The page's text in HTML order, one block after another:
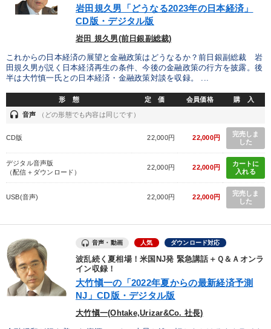
岩田規久男「どうなる2023年の日本経済」
CD版・デジタル版
岩田 規久男(前日銀副総裁)
これからの日本経済の展望と金融政策はどうなるか？前日銀副総裁 岩
田規久男が説く日本経済再生の条件、今後の金融政策の行方を披露。後
半は大竹慎一氏との日本経済・金融政策対談を収録。 ...
形 態 定 価 会員価格 購 入
headset 音声 （どの形態でも内容は同じです）
CD版 22,000円 22,000円
完売しま
した
デジタル音声版
（配信＋ダウンロード）
22,000円 22,000円
カートに
入れる
USB(音声) 22,000円 22,000円
完売しま
した
音声・動画 人気 ダウンロード対応
波乱続く夏相場！米国NJ発 緊急講話＋Ｑ＆Ａオンラ
イン収録！
大竹愼一の「2022年夏からの最新経済予測
NJ」CD版・デジタル版
大竹愼一(Ohtake,Urizar&Co. 社長)